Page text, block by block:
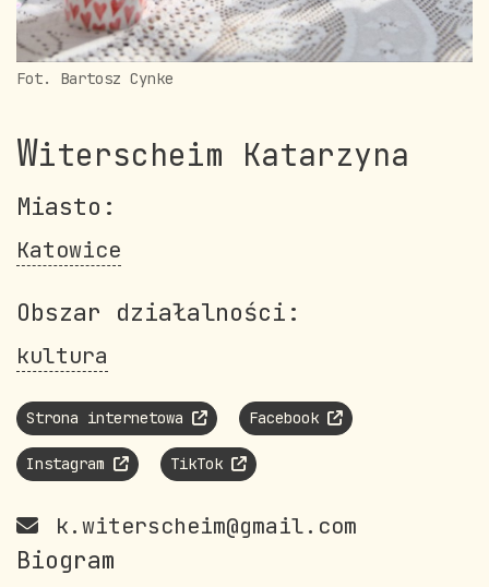
Fot. Bartosz Cynke
Witerscheim Katarzyna
Miasto:
Katowice
Obszar działalności:
kultura
Strona internetowa Facebook
Instagram TikTok
k.witerscheim@gmail.com
Biogram